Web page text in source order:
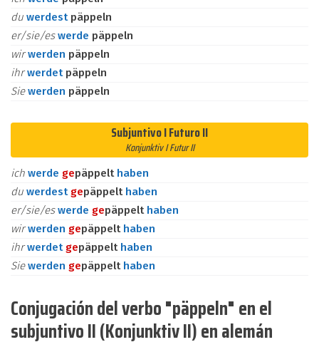
du werdest päppeln
er/sie/eswerde päppeln
wirwerden päppeln
ihrwerdet päppeln
Siewerden päppeln
Subjuntivo I Futuro II
Konjunktiv I Futur II
ich werde gepäppelt haben
du werdest gepäppelt haben
er/sie/eswerde gepäppelt haben
wirwerden gepäppelt haben
ihrwerdet gepäppelt haben
Siewerden gepäppelt haben
Conjugación del verbo "päppeln" en el
subjuntivo II (Konjunktiv II) en alemán